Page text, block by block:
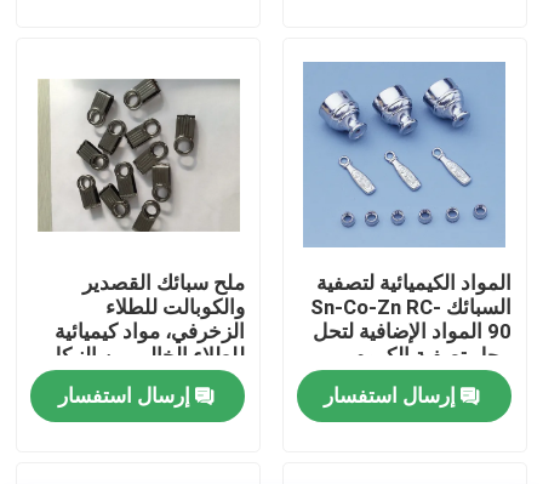
المنزل
منتجات
فيديوهات
معلومات عنا
جولة في المصنع
المواد الكيميائية لتصفية
السبائك Sn-Co-Zn RC-
90 المواد الإضافية لتحل
محل تصفية الكروم
إرسال استفسار
ملح سبائك القصدير
والكوبالت للطلاء
الزخرفي، مواد كيميائية
للطلاء الخالي من النيكل
إرسال استفسار